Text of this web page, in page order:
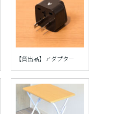
【貸出品】アダプター